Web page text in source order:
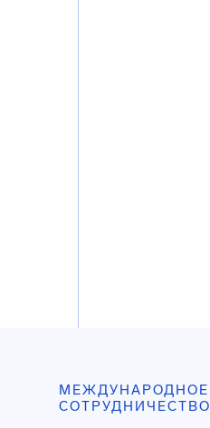
МЕЖДУНАРОДНОЕ
СОТРУДНИЧЕСТВО